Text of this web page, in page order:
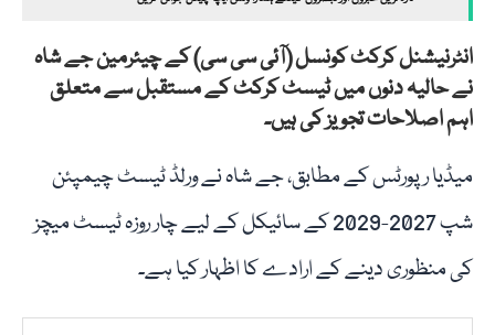
انٹرنیشنل کرکٹ کونسل (آئی سی سی) کے چیئرمین جے شاہ
نے حالیہ دنوں میں ٹیسٹ کرکٹ کے مستقبل سے متعلق
اہم اصلاحات تجویز کی ہیں۔
میڈیا رپورٹس کے مطابق، جے شاہ نے ورلڈ ٹیسٹ چیمپئن
شپ 2027-2029 کے سائیکل کے لیے چار روزہ ٹیسٹ میچز
کی منظوری دینے کے ارادے کا اظہار کیا ہے۔